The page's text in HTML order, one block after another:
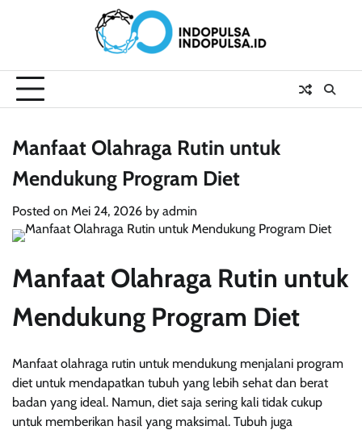
Manfaat Olahraga Rutin untuk
Mendukung Program Diet
Posted on Mei 24, 2026 by admin
Manfaat Olahraga Rutin untuk
Mendukung Program Diet
Manfaat olahraga rutin untuk mendukung menjalani program
diet untuk mendapatkan tubuh yang lebih sehat dan berat
badan yang ideal. Namun, diet saja sering kali tidak cukup
untuk memberikan hasil yang maksimal. Tubuh juga